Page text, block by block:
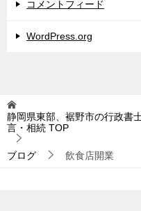
コメントフィード
WordPress.org
静岡県東部、裾野市の行政書
言・相続 TOP
ブログ 飲食店開業